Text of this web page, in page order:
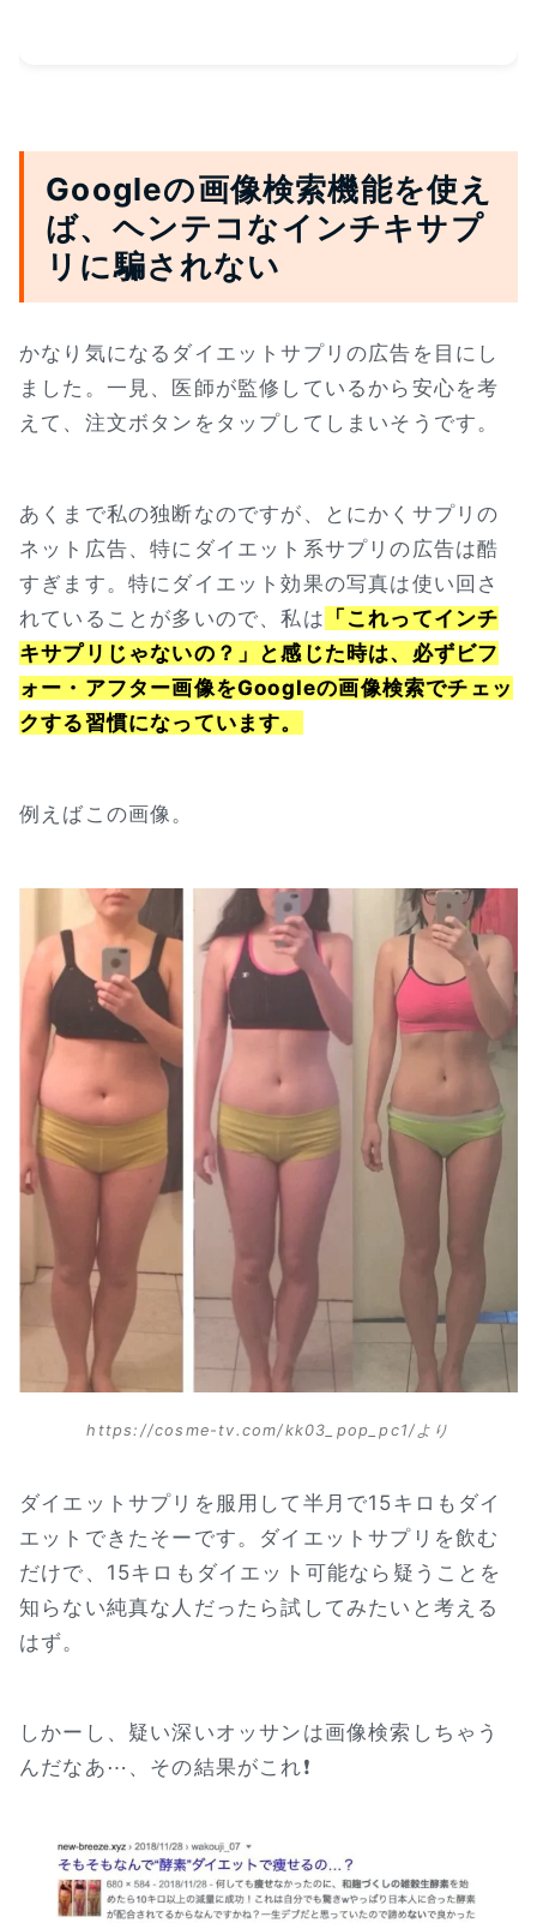
Googleの画像検索機能を使え
ば、ヘンテコなインチキサプ
リに騙されない
かなり気になるダイエットサプリの広告を目にし
ました。一見、医師が監修しているから安心を考
えて、注文ボタンをタップしてしまいそうです。
あくまで私の独断なのですが、とにかくサプリの
ネット広告、特にダイエット系サプリの広告は酷
すぎます。特にダイエット効果の写真は使い回さ
れていることが多いので、私は 「これってインチ
キサプリじゃないの？」と感じた時は、必ずビフ
ォー・アフター画像をGoogleの画像検索でチェッ
クする習慣になっています。
例えばこの画像。
https://cosme-tv.com/kk03_pop_pc1/より
ダイエットサプリを服用して半月で15キロもダイ
エットできたそーです。ダイエットサプリを飲む
だけで、15キロもダイエット可能なら疑うことを
知らない純真な人だったら試してみたいと考える
はず。
しかーし、疑い深いオッサンは画像検索しちゃう
んだなあ⋯、その結果がこれ❗